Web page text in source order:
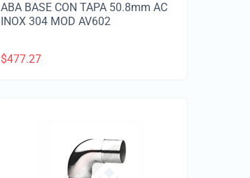
ABA BASE CON TAPA 50.8mm AC
INOX 304 MOD AV602
$477.27